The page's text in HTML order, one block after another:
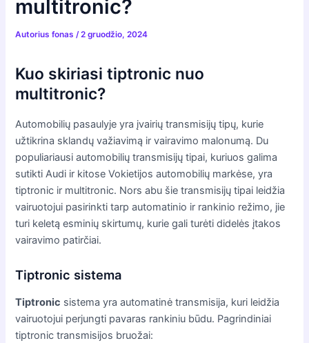
multitronic?
Autorius fonas/2 gruodžio, 2024
Kuo skiriasi tiptronic nuo
multitronic?
Automobilių pasaulyje yra įvairių transmisijų tipų, kurie
užtikrina sklandų važiavimą ir vairavimo malonumą. Du
populiariausi automobilių transmisijų tipai, kuriuos galima
sutikti Audi ir kitose Vokietijos automobilių markėse, yra
tiptronic ir multitronic. Nors abu šie transmisijų tipai leidžia
vairuotojui pasirinkti tarp automatinio ir rankinio režimo, jie
turi keletą esminių skirtumų, kurie gali turėti didelės įtakos
vairavimo patirčiai.
Tiptronic sistema
Tiptronic sistema yra automatinė transmisija, kuri leidžia
vairuotojui perjungti pavaras rankiniu būdu. Pagrindiniai
tiptronic transmisijos bruožai: